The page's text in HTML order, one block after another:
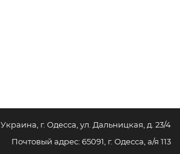
Украина, г. Одесса, ул. Дальницкая, д. 23/4
Почтовый адрес: 65091, г. Одесса, а/я 113